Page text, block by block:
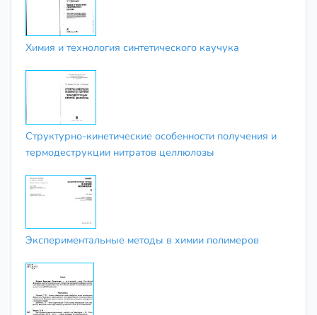
Химия и технология синтетического каучука
Структурно-кинетические особенности получения и
термодеструкции нитратов целлюлозы
Экспериментальные методы в химии полимеров